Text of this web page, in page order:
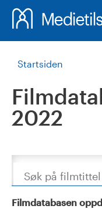
Startsiden
2022
Søk
Filmdatabasen